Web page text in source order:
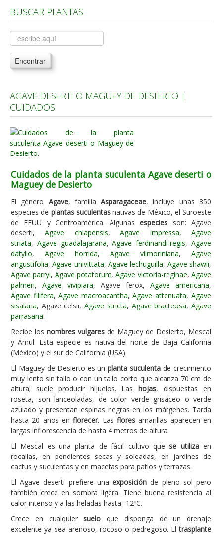
Árboles, Cicas y Palmeras de la G a la Z
Plantas Anuales y Perennes
Plantas Bulbosas y Acuáticas
Plantas de Interior
Plantas Aromáticas y de Huerto
Plantas Carnívoras y Orquídeas
Consejos
Hemisferio Norte
Hemisferio Sur
Enfermedades
Animales
Hongos
Carencias
Fotos
Flores y Plantas
Árboles y Palmeras
Arbustos y Trepadoras
BUSCAR PLANTAS
Encontrar
AGAVE DESERTI O MAGUEY DE DESIERTO |
CUIDADOS
Cuidados de la planta suculenta Agave deserti o
Maguey de Desierto
El género Agave, familiaAsparagaceae, incluye unas 350
especies de plantas suculentasnativas de México, el Suroeste
de EEUU y Centroamérica. Algunasespecies son: Agave
deserti,Agave chiapensis,Agave impressa,Agave
striata, Agave guadalajarana,Agave ferdinandi-regis,Agave
datylio, Agave horrida, Agave vilmoriniana, Agave
angustifolia,Agave univittata,Agave lechuguilla, Agave shawii,
Agave parryi, Agave potatorum,Agave victoria-reginae,Agave
palmeri, Agave vivipiara, Agave ferox, Agave americana,
Agave filifera, Agave macroacantha,Agave attenuata,Agave
sisalana, Agave celsii,Agave stricta, Agave bracteosa,Agave
parrasana.
Recibe los nombres vulgares de Maguey de Desierto, Mescal
y Amul. Esta especie es nativa del norte de Baja California
(México) y el sur de California (USA).
El Maguey de Desierto es unplanta suculenta de crecimiento
muy lento sin tallo o con un tallo corto que alcanza 70 cm de
altura; suele producir hijuelos. Lashojas, dispuestas en
roseta, son lanceoladas, de color verde grisáceo o verde
azulado y presentan espinas negras en los márgenes. Tarda
hasta 20 años enflorecer. Lasflores amarillas aparecen en
largas inflorescencia de hasta 4 metros de altura.
El Mescal es una planta de fácil cultivo quese utilizaen
rocallas, en pendientes secas y soleadas, en jardines de
cactus y suculentas y en macetas para patios y terrazas.
El Agave deserti prefiere unaexposición de pleno sol pero
también crece en sombra ligera. Tiene buena resistencia al
calor intenso y a las heladas hasta -12ºC.
Crece en cualquiersuelo que disponga de un drenaje
excelente ya sea arenoso, rocoso o pedregoso. Eltrasplante